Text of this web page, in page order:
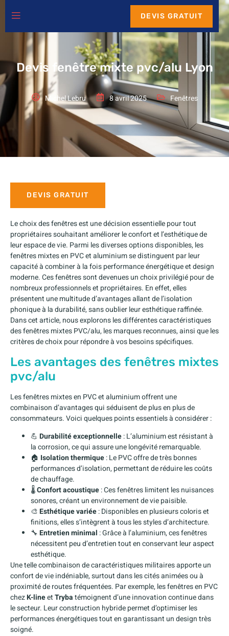
DEVIS GRATUIT
Devis fenêtre mixte pvc/alu Lyon
Michel Lebru 8 avril 2025 Fenêtres
DEVIS GRATUIT
Le choix des fenêtres est une décision essentielle pour tout
propriétaires souhaitant améliorer le confort et l’esthétique de
leur espace de vie. Parmi les diverses options disponibles, les
fenêtres mixtes en PVC et aluminium se distinguent par leur
capacité à combiner à la fois performance énergétique et design
moderne. Ces fenêtres sont devenues un choix privilégié pour de
nombreux professionnels et propriétaires. En effet, elles
présentent une multitude d’avantages allant de l’isolation
phonique à la durabilité, sans oublier leur esthétique raffinée.
Dans cet article, nous explorons les différentes caractéristiques
des fenêtres mixtes PVC/alu, les marques reconnues, ainsi que les
critères de choix pour répondre à vos besoins spécifiques.
Les avantages des fenêtres mixtes
pvc/alu
Les fenêtres mixtes en PVC et aluminium offrent une
combinaison d’avantages qui séduisent de plus en plus de
consommateurs. Voici quelques points essentiels à considérer :
💪Durabilité exceptionnelle: L’aluminium est résistant à
la corrosion, ce qui assure une longévité remarquable.
🏠 Isolation thermique: Le PVC offre de très bonnes
performances d’isolation, permettant de réduire les coûts
de chauffage.
🌡️Confort acoustique: Ces fenêtres limitent les nuisances
sonores, créant un environnement de vie paisible.
🎨Esthétique variée: Disponibles en plusieurs coloris et
finitions, elles s’intègrent à tous les styles d’architecture.
🔧Entretien minimal : Grâce à l’aluminium, ces fenêtres
nécessitent peu d’entretien tout en conservant leur aspect
esthétique.
Une telle combinaison de caractéristiques militaires apporte un
confort de vie indéniable, surtout dans les cités animées ou à
proximité de routes fréquentées. Par exemple, les fenêtres en PVC
chezK-lineetTrybatémoignent d’une innovation continue dans
le secteur. Leur construction hybride permet d’optimiser les
performances énergétiques tout en garantissant un design très
soigné.